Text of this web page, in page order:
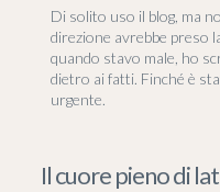
Di solito uso il blog, ma
direzione avrebbe preso
quando stavo male, ho
dietro ai fatti. Finché è
urgente.
Il cuore pieno di